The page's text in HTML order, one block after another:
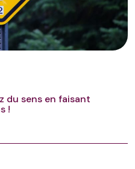
du sens en faisant
!